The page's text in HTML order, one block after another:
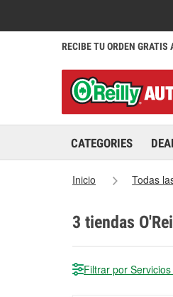
RECIBE TU ORDEN
CATEGORIES
Inicio Todas
3 tiendas
Filtrar por